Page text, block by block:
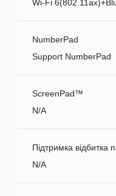
Wi-Fi
NumberPad
Support NumberPad
ScreenPad™
N/A
Підтримка відбитка
N/A